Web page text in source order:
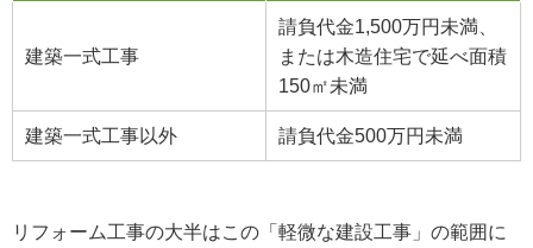
建築一式工事
請負代金1,500万円未満、
または木造住宅で延べ面積
150㎡未満
建築一式工事以外 請負代金500万円未満
リフォーム工事の大半はこの「軽微な建設工事」の範囲に